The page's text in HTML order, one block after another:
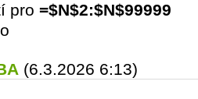
pro =$N$2:$N$99999
(6.3.2026 6:13)